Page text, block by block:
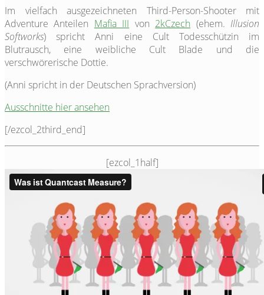
Im vielfach ausgezeichneten Third-Person-Shooter mit
Adventure Anteilen Mafia III von 2kCzech (ehem. Illusion
Softworks) spricht Anni eine Cult Todesschützin im
Blutrausch, eine weibliche Cult Blade und die
verschwörerische Dottie.
(Anni spricht in der Deutschen Sprachversion)
Ausschnitte hier ansehen
[/ezcol_2third_end]
[ezcol_1half]